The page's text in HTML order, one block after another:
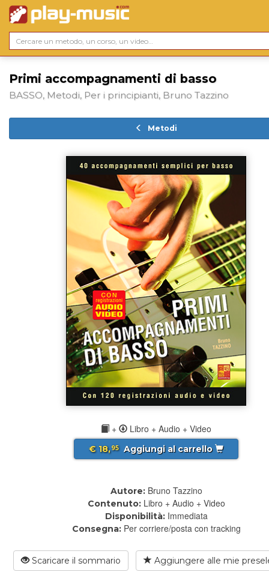
Primi accompagnamenti di basso
BASSO, Metodi, Per i principianti, Bruno Tazzino
Metodi
+ Libro + Audio + Video
€ 18,95 Aggiungi al carrello
Autore: Bruno Tazzino
Contenuto: Libro + Audio + Video
Disponibilità: Immediata
Consegna: Per corriere/posta con tracking
Scaricare il sommario Aggiungere alle mie